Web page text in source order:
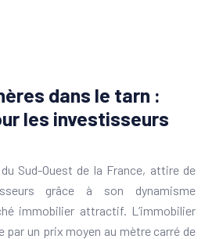
dans le tarn :
les investisseurs
Sud-Ouest de la France, attire de
grâce à son dynamisme
immobilier attractif. L’immobilier
par un prix moyen au mètre carré de